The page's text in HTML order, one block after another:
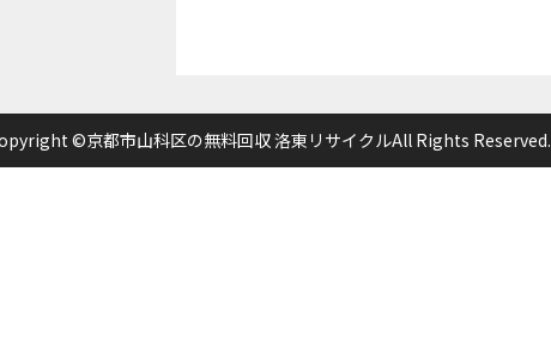
©京都市山科区の無料回収 洛東リサイクルAll Rights Reserved.